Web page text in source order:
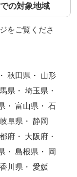
の対象地域
をご覧くださ
秋田県・ 山形
県・ 埼玉県・
・ 富山県・ 石
阜県・ 静岡
府・ 大阪府・
・ 島根県・ 岡
川県・ 愛媛